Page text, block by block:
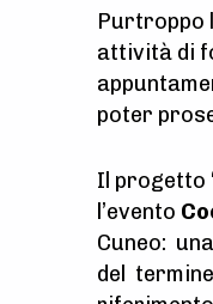
Purtroppo
attività di
poter
Il progetto
l’evento
Cuneo:
del termine